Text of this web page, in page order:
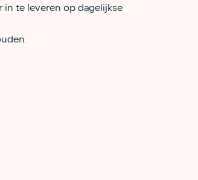
te leveren op dagelijkse